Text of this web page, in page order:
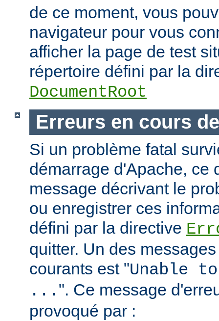
de ce moment, vous
navigateur pour vous
afficher la page de test
répertoire défini par la
DocumentRoot
Erreurs en cours
Si un problème fatal
démarrage d'Apache, ce
message décrivant le
ou enregistrer ces
défini par la directive
quitter. Un des
courants est "Unable
... ". Ce message
provoqué par :